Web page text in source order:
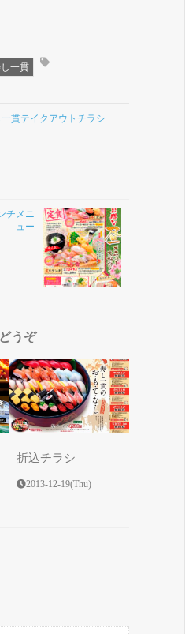
一貫
貫テイクアウトチラシ
チメニ
ュー
うぞ
折込チラシ
2013-12-19(Thu)